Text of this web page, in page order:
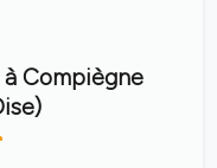
Compiègne